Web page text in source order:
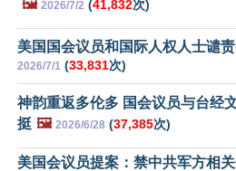
🖼️ 2026/7/2 (41,832次)
美国国会议员和国际人权人士谴
2026/7/1 (33,831次)
神韵重返多伦多 国会议员与台经
挺 🖼️ 2026/6/28 (37,385次)
美国会议员提案：禁中共军方相